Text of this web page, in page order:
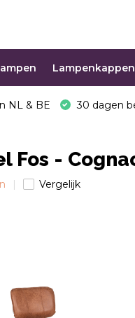
Lampenkappen
NL & BE 30 dagen
Fos -
Vergelijk